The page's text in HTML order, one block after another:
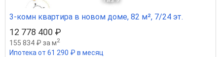
3-комн квартира в новом доме, 82 м², 7/24 эт.
12 778 400 ₽
155 834 ₽ за м2
Ипотека от 61 290 ₽ в месяц